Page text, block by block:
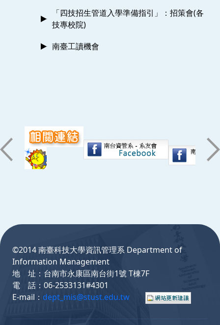
「四技招生管道入學準備指引」：招策會(各
技專校院)
南臺工讀機會
©2014 南臺科技大學資訊管理系 Department of
Information Management
地 址：台南市永康區南台街1號 T棟7F
電 話：06-2533131#4301
E-mail： dept_mis@stust.edu.tw